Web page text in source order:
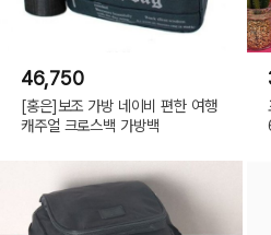
46,750
[홍은]보조 가방 네이비 편한 여행
캐주얼 크로스백 가방백